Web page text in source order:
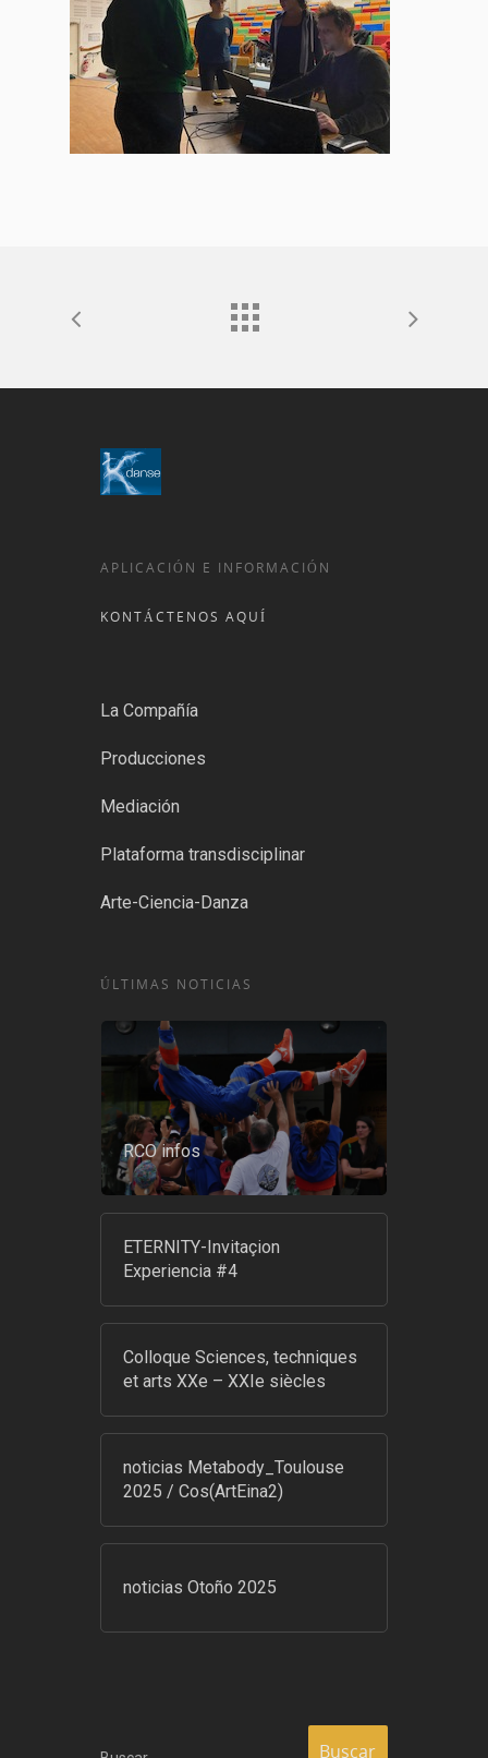
APLICACIÓN E INFORMACIÓN
KONTÁCTENOS AQUÍ
La Compañía
Producciones
Mediación
Plataforma transdisciplinar
Arte-Ciencia-Danza
ÚLTIMAS NOTICIAS
RCO infos
ETERNITY-Invitaçion
Experiencia #4
Colloque Sciences, techniques
et arts XXe – XXIe siècles
noticias Metabody_Toulouse
2025 / Cos(ArtEina2)
noticias Otoño 2025